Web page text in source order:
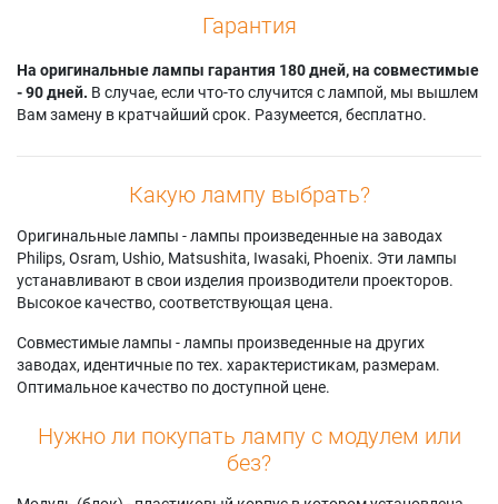
Гарантия
На оригинальные лампы гарантия 180 дней, на совместимые
- 90 дней. В случае, если что-то случится с лампой, мы вышлем
Вам замену в кратчайший срок. Разумеется, бесплатно.
Какую лампу выбрать?
Оригинальные лампы - лампы произведенные на заводах
Philips, Osram, Ushio, Matsushita, Iwasaki, Phoenix. Эти лампы
устанавливают в свои изделия производители проекторов.
Высокое качество, соответствующая цена.
Совместимые лампы - лампы произведенные на других
заводах, идентичные по тех. характеристикам, размерам.
Оптимальное качество по доступной цене.
Нужно ли покупать лампу с модулем или
без?